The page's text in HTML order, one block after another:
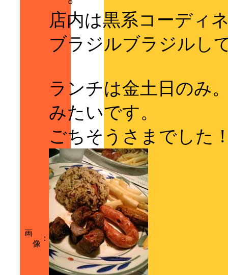
店内は黒系コーディ
ブラジルブラジルし
ランチは金土日のみ
みたいです。
ごちそうさまでした
画
像
：